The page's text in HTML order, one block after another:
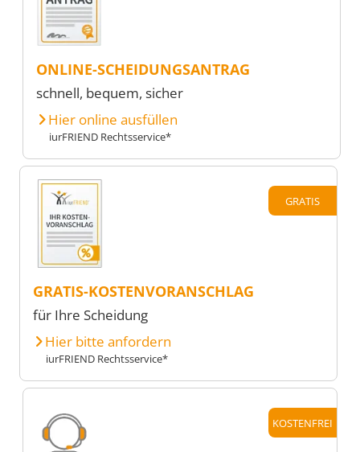
ONLINE-SCHEIDUNGSANTRAG
schnell, bequem, sicher
Hier online ausfüllen
iurFRIEND Rechtsservice*
GRATIS
GRATIS-KOSTENVORANSCHLAG
für Ihre Scheidung
Hier bitte anfordern
iurFRIEND Rechtsservice*
KOSTENFREI